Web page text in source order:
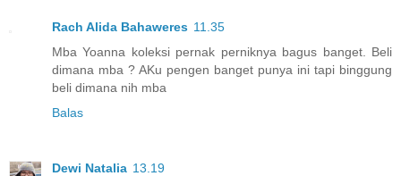
Rach Alida Bahaweres 11.35
Mba Yoanna koleksi pernak perniknya bagus banget. Beli
dimana mba ? AKu pengen banget punya ini tapi binggung
beli dimana nih mba
Balas
Dewi Natalia 13.19